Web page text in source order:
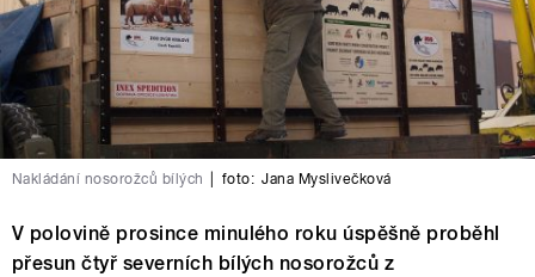
Nakládání nosorožců bílých foto: Jana Myslivečková
V polovině prosince minulého roku úspěšně proběhl
přesun čtyř severních bílých nosorožců z